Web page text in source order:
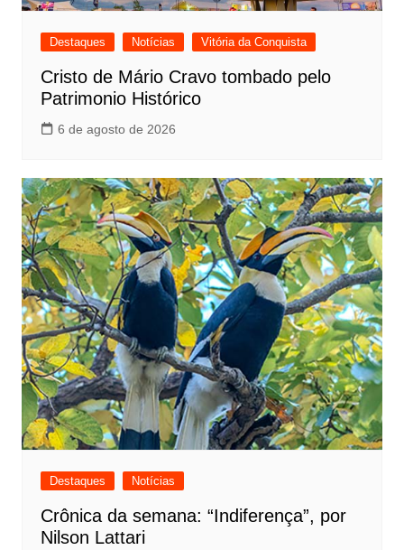
Destaques Notícias Vitória da Conquista
Cristo de Mário Cravo tombado pelo
Patrimonio Histórico
6 de agosto de 2026
Destaques Notícias
Crônica da semana: “Indiferença”, por
Nilson Lattari